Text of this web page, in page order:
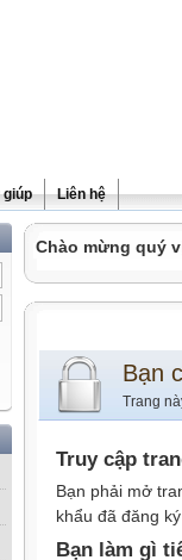
giúp Liên hệ
Chào mừng quý
Bạn
Trang
Truy cập
Bạn phải mở
khẩu đã đăng
Bạn làm gì